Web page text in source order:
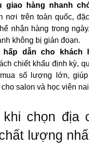
giao hàng nhanh
nơi trên toàn quốc,
nhận hàng trong
không bị gián đoạn.
hấp dẫn cho khách
chiết khấu định kỳ,
số lượng lớn,
salon và học viên
chọn địa
lượng